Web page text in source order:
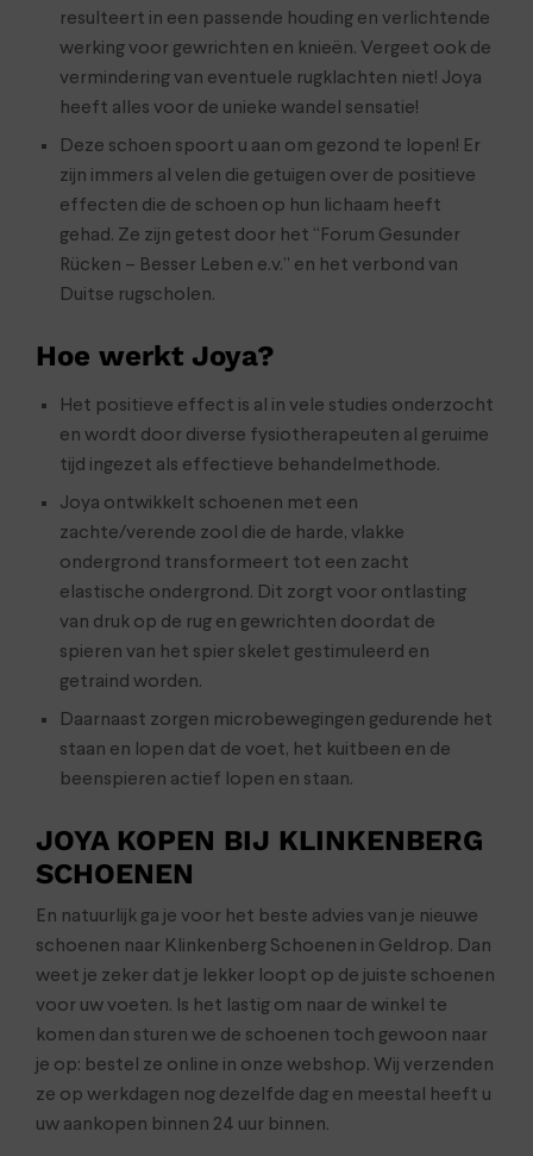
resulteert in een passende houding en verlichtende
werking voor gewrichten en knieën. Vergeet ook de
vermindering van eventuele rugklachten niet! Joya
heeft alles voor de unieke wandel sensatie!
Deze schoen spoort u aan om gezond te lopen! Er
zijn immers al velen die getuigen over de positieve
effecten die de schoen op hun lichaam heeft
gehad. Ze zijn getest door het “Forum Gesunder
Rücken – Besser Leben e.v.” en het verbond van
Duitse rugscholen.
Hoe werkt Joya?
Het positieve effect is al in vele studies onderzocht
en wordt door diverse fysiotherapeuten al geruime
tijd ingezet als effectieve behandelmethode.
Joya ontwikkelt schoenen met een
zachte/verende zool die de harde, vlakke
ondergrond transformeert tot een zacht
elastische ondergrond. Dit zorgt voor ontlasting
van druk op de rug en gewrichten doordat de
spieren van het spier skelet gestimuleerd en
getraind worden.
Daarnaast zorgen microbewegingen gedurende het
staan en lopen dat de voet, het kuitbeen en de
beenspieren actief lopen en staan.
JOYA KOPEN BIJ KLINKENBERG
SCHOENEN
En natuurlijk ga je voor het beste advies van je nieuwe
schoenen naar Klinkenberg Schoenen in Geldrop. Dan
weet je zeker dat je lekker loopt op de juiste schoenen
voor uw voeten. Is het lastig om naar de winkel te
komen dan sturen we de schoenen toch gewoon naar
je op: bestel ze online in onze webshop. Wij verzenden
ze op werkdagen nog dezelfde dag en meestal heeft u
uw aankopen binnen 24 uur binnen.